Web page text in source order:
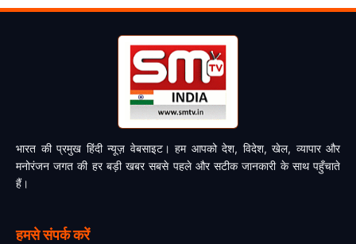
भारत की प्रमुख हिंदी न्यूज़ वेबसाइट। हम आपको देश, विदेश, खेल, व्यापार और
मनोरंजन जगत की हर बड़ी खबर सबसे पहले और सटीक जानकारी के साथ पहुँचाते
हैं।
हमसे संपर्क करें